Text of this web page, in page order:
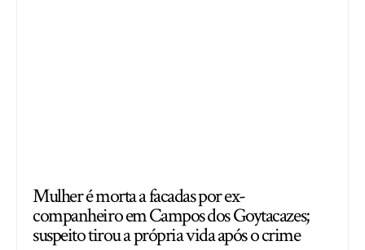
Mulher é morta a facadas por ex-
companheiro em Campos dos Goytacazes;
suspeito tirou a própria vida após o crime